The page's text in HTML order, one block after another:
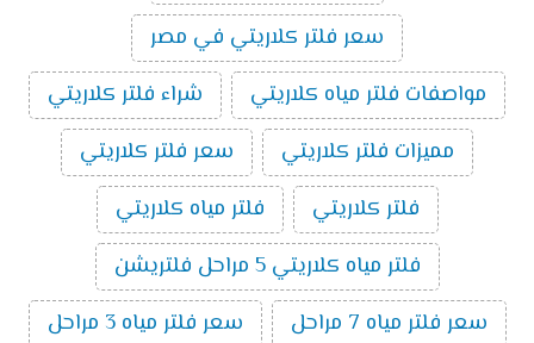
سعر فلتر كلاريتي في مصر
مواصفات فلتر مياه كلاريتي
شراء فلتر كلاريتي
مميزات فلتر كلاريتي
سعر فلتر كلاريتي
فلتر كلاريتي
فلتر مياه كلاريتي
فلتر مياه كلاريتي 5 مراحل فلتريشن
سعر فلتر مياه 7 مراحل
سعر فلتر مياه 3 مراحل